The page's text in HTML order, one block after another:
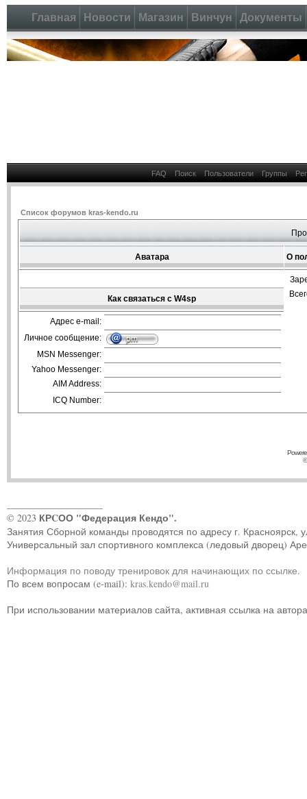
Главная Новости Магазин Винчун Документы
FAQ Поиск Пользователи Группы
Список форумов kras-kendo.ru
Аватара О
Как связаться с W4sp
Адрес e-mail:
Личное сообщение:
MSN Messenger:
Yahoo Messenger:
AIM Address:
ICQ Number:
© 2023 КРCОО "Федерация Кендо".
Занятия Сборной команды проводятся по адресу г. Красноярск,
Универсальный зал спортивного комплекса (ледовый дворец)
Информация по поводу тренировок для начинающих по ссылке.
По всем вопросам (e-mail): kras.kendo@mail.ru
При использовании материалов сайта, активная ссылка на